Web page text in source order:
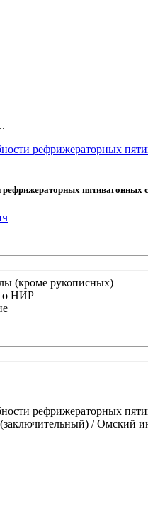
рефрижераторных
рефрижераторных
(кроме рукописных)
о НИР
рефрижераторных
/ Омский